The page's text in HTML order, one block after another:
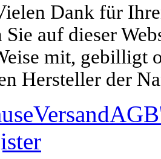
Dank für
auf dieser
mit, gebilligt
Hersteller der
Versand